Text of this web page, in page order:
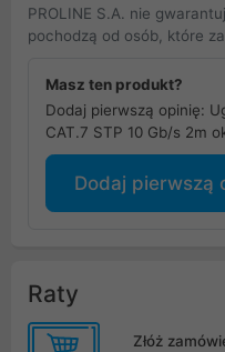
PROLINE S.A. nie
pochodzą od osób, które
Masz ten produkt?
Dodaj pierwszą opinię:
CAT.7 STP 10 Gb/s 2m
Dodaj pierwszą
Raty
Złóż